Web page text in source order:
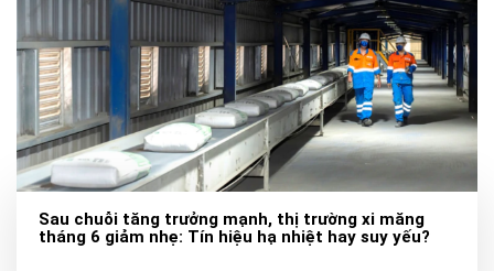
Sau chuỗi tăng trưởng mạnh, thị trường xi măng
tháng 6 giảm nhẹ: Tín hiệu hạ nhiệt hay suy yếu?